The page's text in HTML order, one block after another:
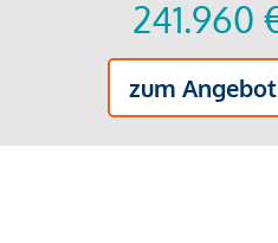
241.960
zum Angebot